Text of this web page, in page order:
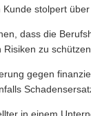
Kunde stolpert
dass die
zu schützen.
gegen
in einem